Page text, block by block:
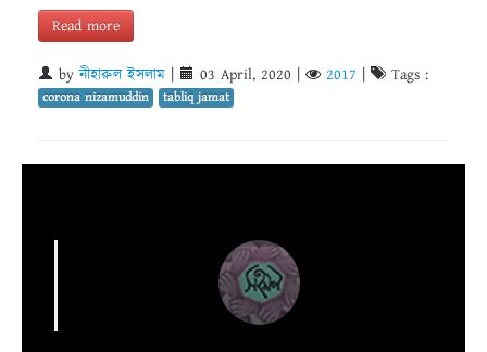
Read more
byনীহারুল ইসলাম 03 April, 2020 2017 Tags :
corona nizamuddin tabliq jamat